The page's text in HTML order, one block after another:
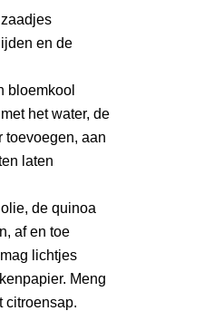
en de
bloemkool
het water, de
toevoegen, aan
laten
de quinoa
af en toe
lichtjes
Meng
citroensap.